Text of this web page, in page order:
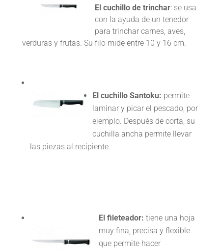
El cuchillo de trinchar: se usa
con la ayuda de un tenedor
para trinchar carnes, aves,
verduras y frutas. Su filo mide entre 10 y 16 cm.
El cuchillo Santoku: permite
laminar y picar el pescado, por
ejemplo. Después de corta, su
cuchilla ancha permite llevar
las piezas al recipiente.
El fileteador: tiene una hoja
muy fina, precisa y flexible
que permite hacer